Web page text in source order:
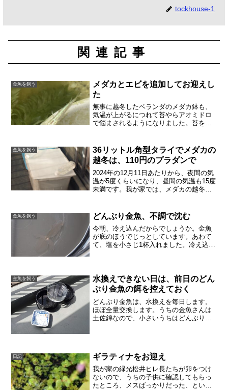
tockhouse-1
関連記事
金魚を飼う
メダカとエビを追加してお迎えし
た
無事に越冬したベランダのメダカ鉢も、
気温が上がるにつれて苔やらアオミドロ
で悩まされるようになりました。苔をと
たすえに、メダカも追加して購入。緑光
緑光という品種です。2...
金魚を飼う
36リットル角型タライでメダカの
越冬は、110円のプラダンで
2024年の12月11日あたりから、夜間の気
温が5度くらいになり、昼間の気温も15度
未満です。我が家では、メダカの越冬を
そこ暖かかったのですが、さすがに12月
中旬...
金魚を飼う どんぶり金魚、不調で沈む
今朝、冷え込んだからでしょうか。金魚
が底のほうでじっとしています。あわて
て、塩を小さじ1杯入れました。冷え込ん
のまま塩水で療養して...
金魚を飼う
水換えできない日は、前日のどん
ぶり金魚の餌を控えておく
どんぶり金魚は、水換えを毎日します。
ほぼ全量交換します。うちの金魚さんは
土佐錦なので、小さいうちはどんぶり生
は、前日から準備してあげ...
日記 ギラティナをお迎え
我が家の緑光松井ヒレ長たちが卵をつけ
ないので、うちの子供に確認してもらっ
たところ、メスばっかりだった、とい